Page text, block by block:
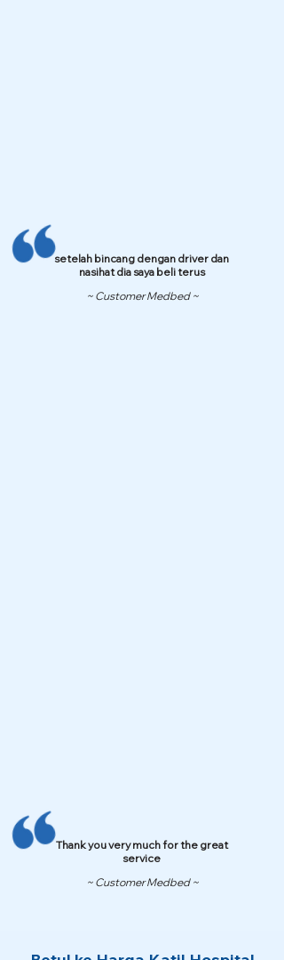
setelah bincang dengan driver dan
nasihat dia saya beli terus
~ Customer Medbed ~
Thank you very much for the great
service
~ Customer Medbed ~